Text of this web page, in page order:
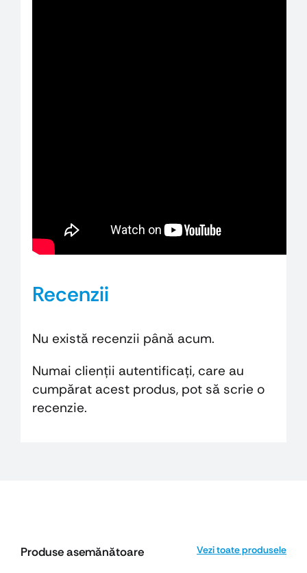
Recenzii
Nu există recenzii până acum.
Numai clienții autentificați, care au
cumpărat acest produs, pot să scrie o
recenzie.
Produse asemănătoare Vezi toate produsele